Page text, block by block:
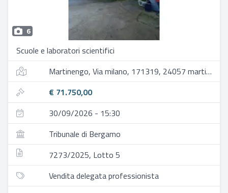
6
Scuole e laboratori scientifici
Martinengo, Via milano, 171319, 24057 martinengo bg, italia
€ 71.750,00
30/09/2026 - 15:30
Tribunale di Bergamo
7273/2025, Lotto 5
Vendita delegata professionista